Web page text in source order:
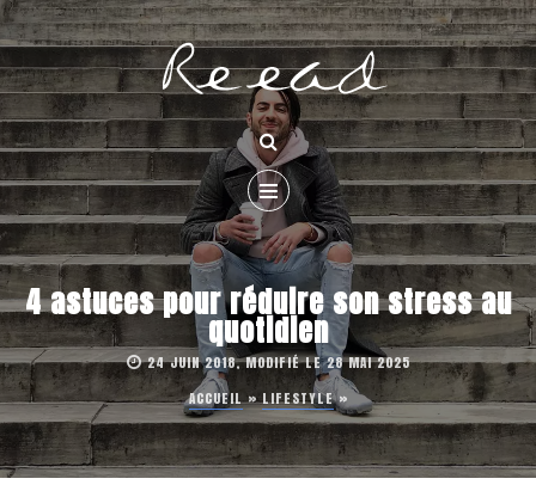
4 astuces pour réduire son stress au
quotidien
24 JUIN 2018, MODIFIÉ LE 28 MAI 2025
ACCUEIL»LIFESTYLE»